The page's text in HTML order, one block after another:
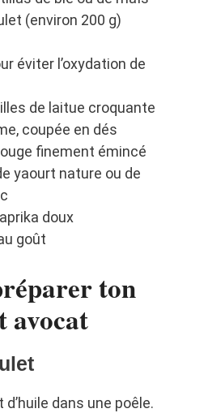
(environ 200 g)
éviter l’oxydation de
de laitue croquante
coupée en dés
finement émincé
yaourt nature ou de
doux
goût
ton
avocat
dans une poêle.